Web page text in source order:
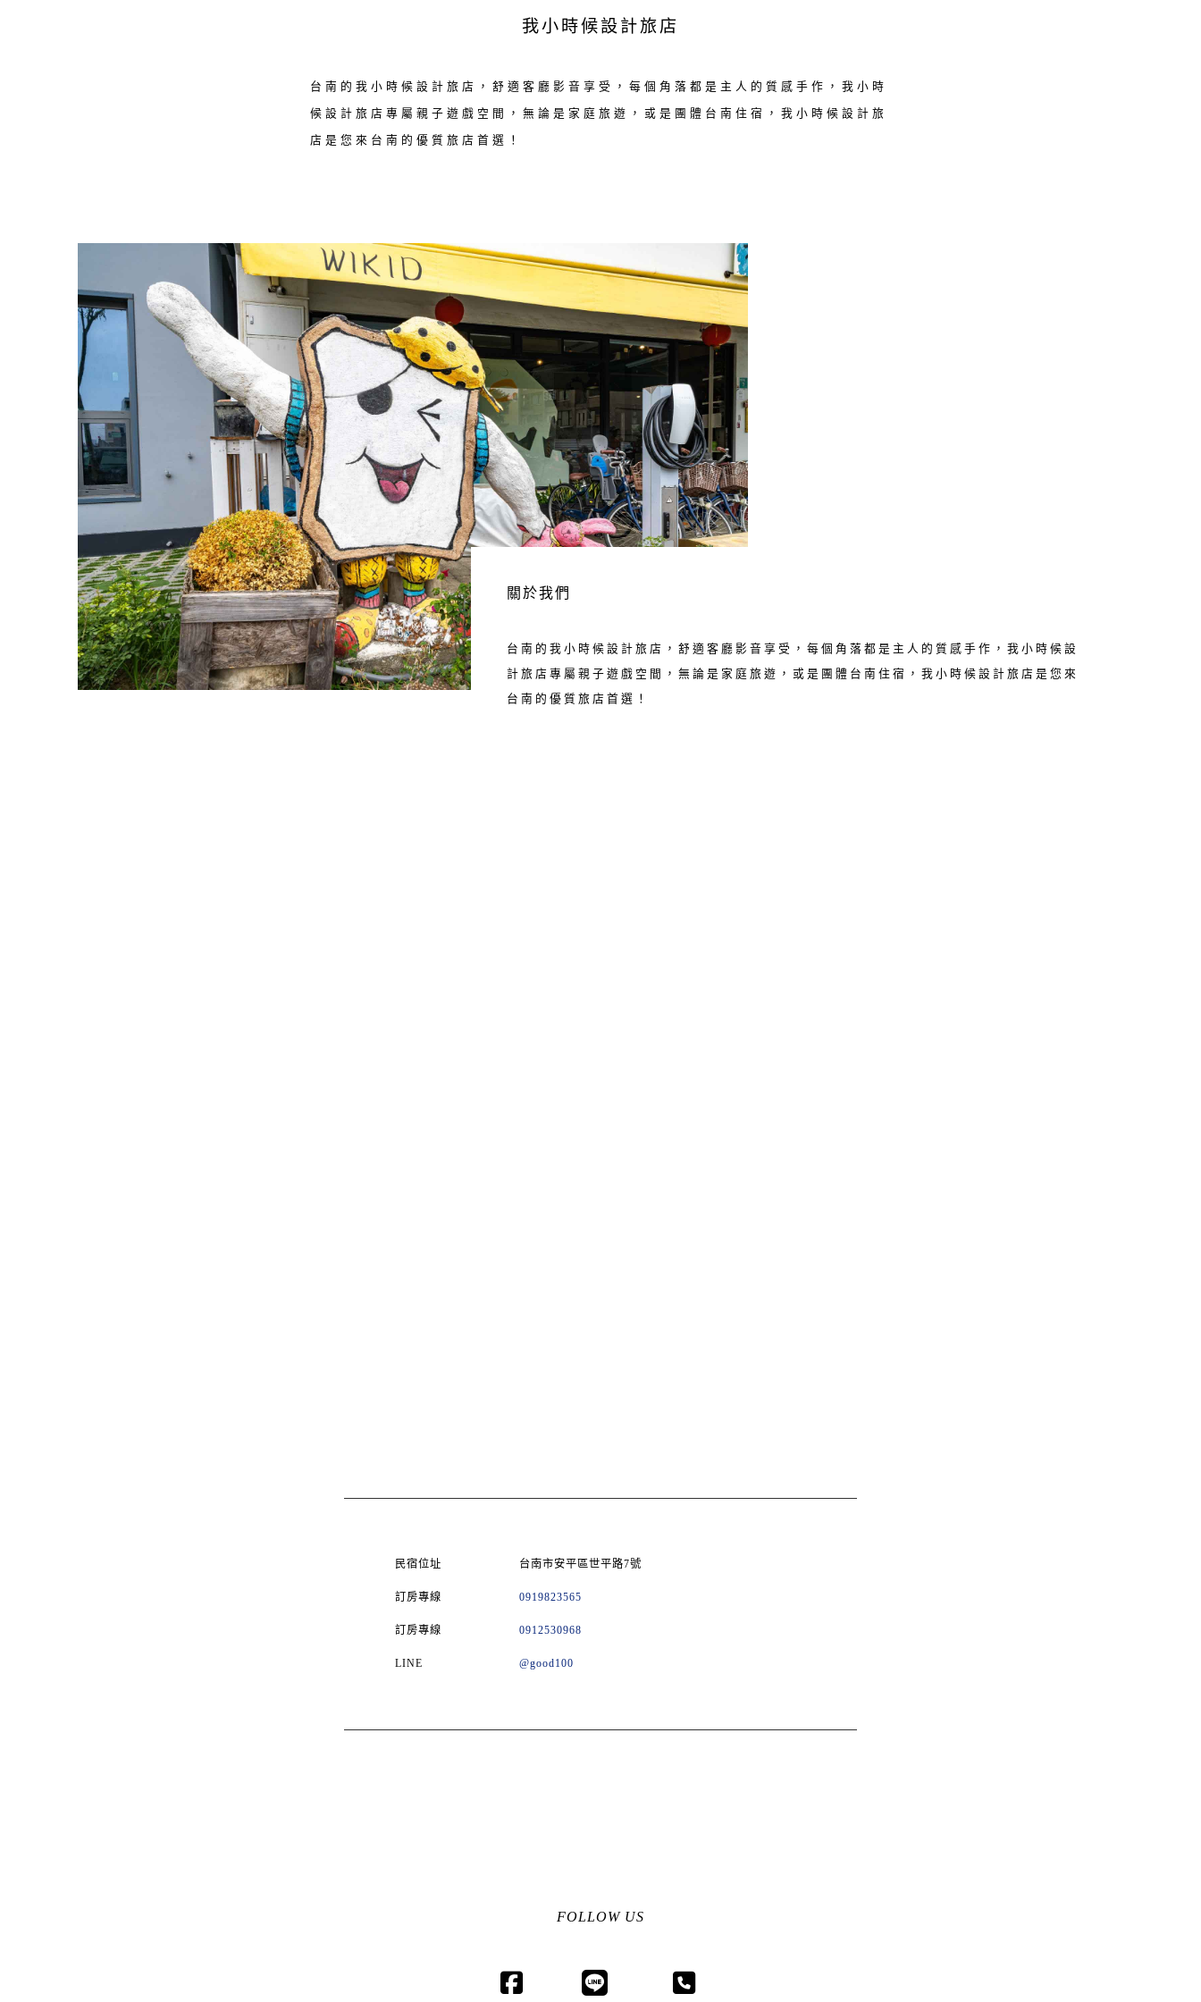
我小時候設計旅店
台南的我小時候設計旅店，舒適客廳影音享受，每個角落都是主人的質感手作，我小時
候設計旅店專屬親子遊戲空間，無論是家庭旅遊，或是團體台南住宿，我小時候設計旅
店是您來台南的優質旅店首選！
關於我們
台南的我小時候設計旅店，舒適客廳影音享受，每個角落都是主人的質感手作，我小時候設
計旅店專屬親子遊戲空間，無論是家庭旅遊，或是團體台南住宿，我小時候設計旅店是您來
台南的優質旅店首選！
民宿位址 台南市安平區世平路7號
訂房專線 0919823565
訂房專線 0912530968
LINE @good100
FOLLOW US